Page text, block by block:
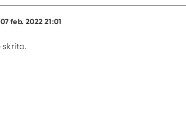
07 feb. 2022 21:01
skrita.